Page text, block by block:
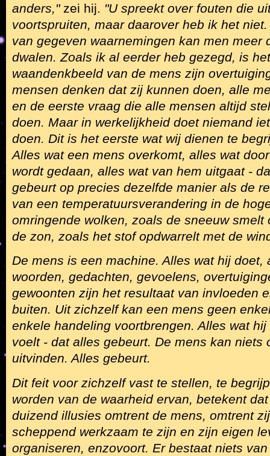
anders,"zei hij. "U spreekt over fouten die
voortspruiten, maar daarover heb ik het
van gegeven waarnemingen kan men meer
dwalen. Zoals ik al eerder heb gezegd, is
waandenkbeeld van de mens zijn
mensen denken dat zij kunnen doen, alle
en de eerste vraag die alle mensen altijd
doen. Maar in werkelijkheid doet niemand
doen. Dit is het eerste wat wij dienen te
Alles wat een mens overkomt, alles wat
wordt gedaan, alles wat van hem uitgaat -
gebeurt op precies dezelfde manier als de
van een temperatuursverandering in de
omringende wolken, zoals de sneeuw smelt
de zon, zoals het stof opdwarrelt met de
De mens is een machine. Alles wat hij doet,
woorden, gedachten, gevoelens,
gewoonten zijn het resultaat van invloeden
buiten. Uit zichzelf kan een mens geen
enkele handeling voortbrengen. Alles wat
voelt - dat alles gebeurt. De mens kan niets
uitvinden. Alles gebeurt.
Dit feit voor zichzelf vast te stellen, te
worden van de waarheid ervan, betekent
duizend illusies omtrent de mens, omtrent
scheppend werkzaam te zijn en zijn eigen
organiseren, enzovoort. Er bestaat niets